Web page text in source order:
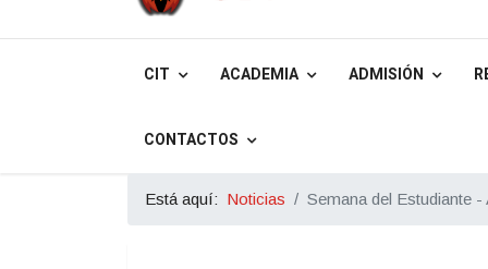
CIT ACADEMIA ADMISIÓN
CONTACTOS
Está aquí: Noticias Semana del Estudiante